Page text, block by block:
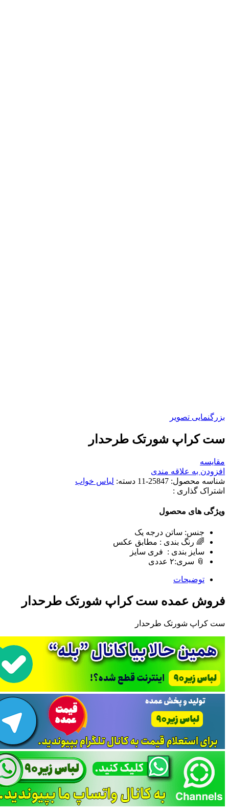
بزرگنمایی تصویر
ست کراپ شورتک طرحدار
مقایسه
افزودن به علاقه مندی
شناسه محصول: 25847-11 دسته: لباس خواب
اشتراک گذاری :
ویژگی های محصول
جنس: ساتن درجه یک
🌈 رنگ بندی : مطابق عکس
سایز بندی : فری سایز
📎 سری:٢ عددی
توضیحات
فروش عمده ست کراپ شورتک طرحدار
ست کراپ شورتک طرحدار